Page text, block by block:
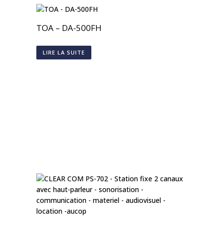
TOA – DA-500FH
LIRE LA SUITE